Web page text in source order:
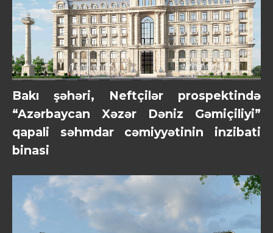
Bakı şəhəri, Neftçilər prospektində
“Azərbaycan Xəzər Dəniz Gəmiçiliyi”
qapali səhmdar cəmiyyətinin inzibati
binasi